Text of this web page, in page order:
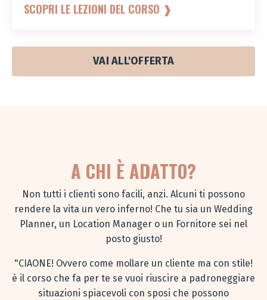
SCOPRI LE LEZIONI DEL CORSO ❱
VAI ALL'OFFERTA
A CHI È ADATTO?
Non tutti i clienti sono facili, anzi. Alcuni ti possono
rendere la vita un vero inferno! Che tu sia un Wedding
Planner, un Location Manager o un Fornitore sei nel
posto giusto!
"CIAONE! Ovvero come mollare un cliente ma con stile!
è il corso che fa per te se vuoi riuscire a padroneggiare
situazioni spiacevoli con sposi che possono